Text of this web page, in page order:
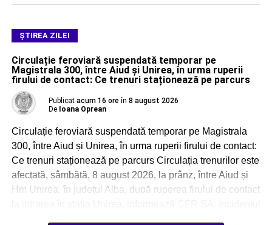
ŞTIREA ZILEI
Circulație feroviară suspendată temporar pe
Magistrala 300, între Aiud și Unirea, în urma ruperii
firului de contact: Ce trenuri staționează pe parcurs
Publicat acum 16 ore în 8 august 2026
De Ioana Oprean
Circulație feroviară suspendată temporar pe Magistrala
300, între Aiud și Unirea, în urma ruperii firului de contact:
Ce trenuri staționează pe parcurs Circulația trenurilor este
afectată, sâmbătă, 8 august 2026, la prânz, între Aiud și
Hm Unirea, în județul Alba, după ruperea firului de contact